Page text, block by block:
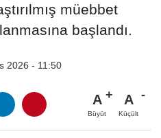
müebbet
başlandı.
2026 - 11:50
A
Büyüt
A
Küçült